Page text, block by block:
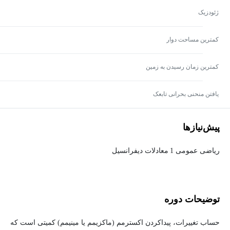
ژئودزیک
کمترین مساحت دوار
کمترین زمان رسیدن به زمین
یافتن منحنی بحرانی تابعک
پیش‌نیاز‌ها
ریاضی عمومی 1 معادلات دیفرانسیل
توضیحات دوره
حساب تغییرات، پیداکردن اکسترمم (ماکزیمم یا مینیمم) کمیتی است که